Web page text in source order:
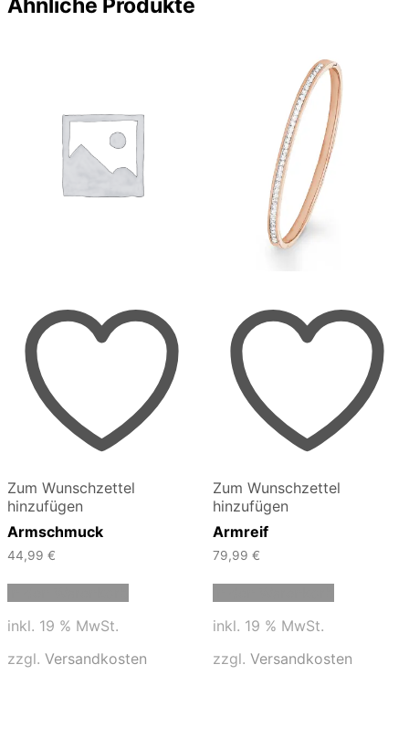
Ähnliche Produkte
Zum Wunschzettel
hinzufügen
Armschmuck
44,99 €
inkl. 19 % MwSt.
zzgl. Versandkosten
Zum Wunschzettel
hinzufügen
Armreif
79,99 €
inkl. 19 % MwSt.
zzgl. Versandkosten